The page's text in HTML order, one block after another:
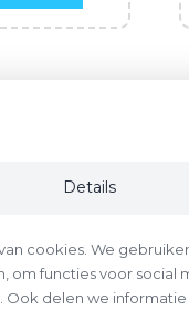
Details
cookies. We
om functies voor social
delen we